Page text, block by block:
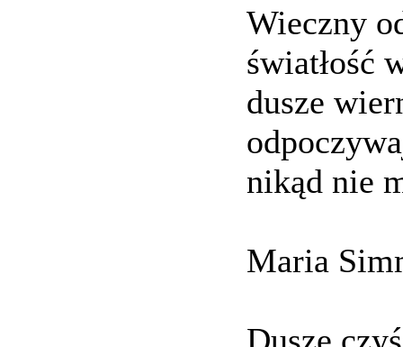
Wieczny
światłość
dusze
nikąd nie
Maria